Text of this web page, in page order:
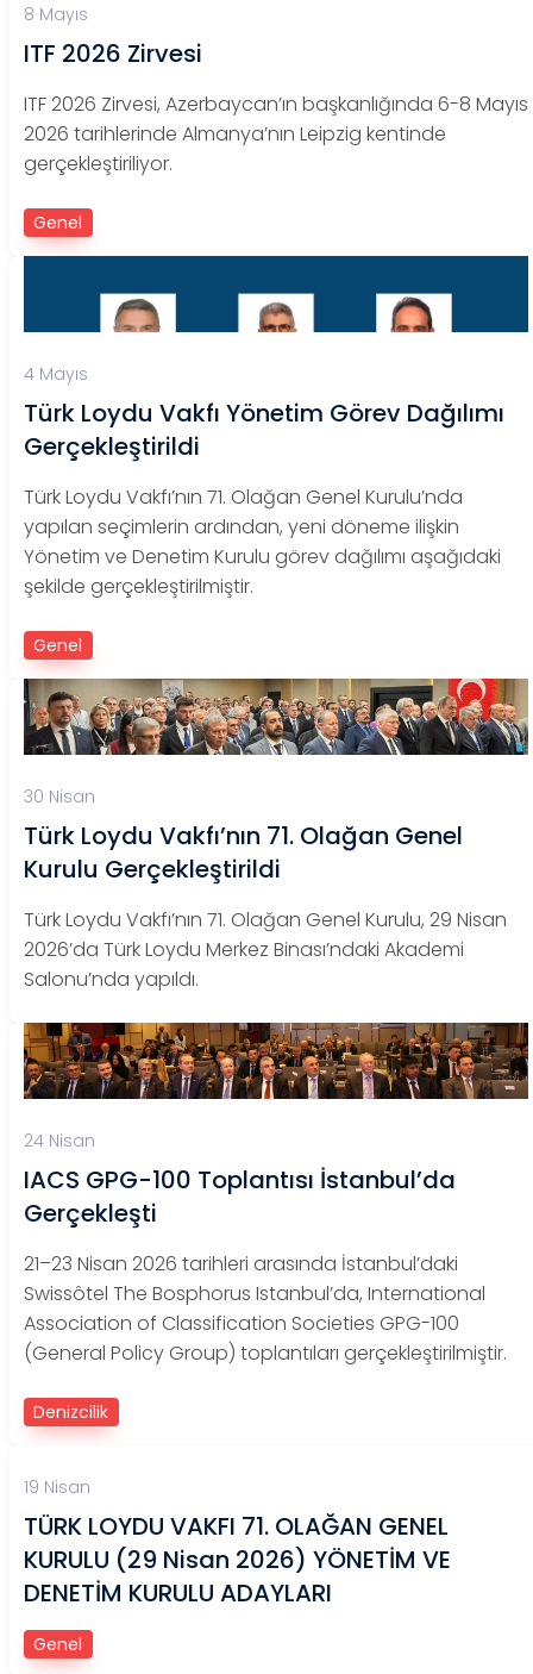
8 Mayıs
ITF 2026 Zirvesi
ITF 2026 Zirvesi, Azerbaycan’ın başkanlığında 6-8 Mayıs
2026 tarihlerinde Almanya’nın Leipzig kentinde
gerçekleştiriliyor.
Genel
4 Mayıs
Türk Loydu Vakfı Yönetim Görev Dağılımı
Gerçekleştirildi
Türk Loydu Vakfı’nın 71. Olağan Genel Kurulu’nda
yapılan seçimlerin ardından, yeni döneme ilişkin
Yönetim ve Denetim Kurulu görev dağılımı aşağıdaki
şekilde gerçekleştirilmiştir.
Genel
30 Nisan
Türk Loydu Vakfı’nın 71. Olağan Genel
Kurulu Gerçekleştirildi
Türk Loydu Vakfı’nın 71. Olağan Genel Kurulu, 29 Nisan
2026’da Türk Loydu Merkez Binası’ndaki Akademi
Salonu’nda yapıldı.
24 Nisan
IACS GPG-100 Toplantısı İstanbul’da
Gerçekleşti
21–23 Nisan 2026 tarihleri arasında İstanbul’daki
Swissôtel The Bosphorus Istanbul’da, International
Association of Classification Societies GPG-100
(General Policy Group) toplantıları gerçekleştirilmiştir.
Denizcilik
19 Nisan
TÜRK LOYDU VAKFI 71. OLAĞAN GENEL
KURULU (29 Nisan 2026) YÖNETİM VE
DENETİM KURULU ADAYLARI
Genel